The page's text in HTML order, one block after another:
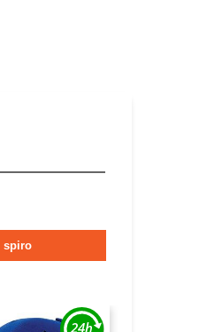
spiro